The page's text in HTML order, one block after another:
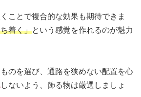
ことで複合的な効果も期待できま
着く」という感覚を作れるのが魅力
のを選び、通路を狭めない配置を心
しないよう、飾る物は厳選しましょ